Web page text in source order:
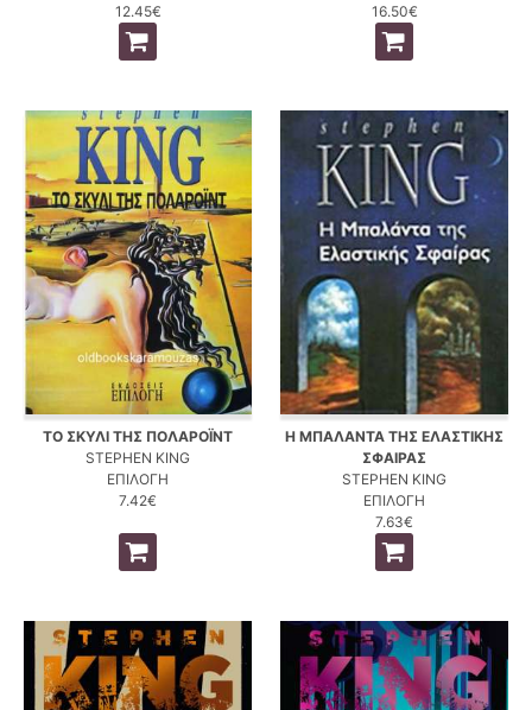
12.45€
16.50€
ΤΟ ΣΚΥΛΙ ΤΗΣ ΠΟΛΑΡΟΪΝΤ
STEPHEN KING
ΕΠΙΛΟΓΗ
7.42€
Η ΜΠΑΛΑΝΤΑ ΤΗΣ ΕΛΑΣΤΙΚΗΣ
ΣΦΑΙΡΑΣ
STEPHEN KING
ΕΠΙΛΟΓΗ
7.63€